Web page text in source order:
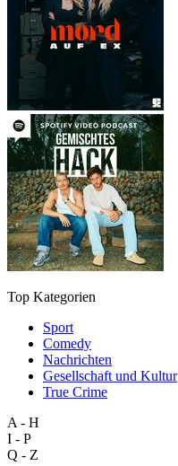
Top Kategorien
Sport
Comedy
Nachrichten
Gesellschaft und Kultur
True Crime
A - H
I - P
Q - Z